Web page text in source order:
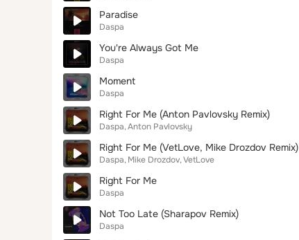
Paradise
Daspa
You're Always Got Me
Daspa
Moment
Daspa
Right For Me (Anton Pavlovsky Remix)
Daspa Anton Pavlovsky
Right For Me (VetLove, Mike Drozdov Remix)
Daspa Mike Drozdov VetLove
Right For Me
Daspa
Not Too Late (Sharapov Remix)
Daspa